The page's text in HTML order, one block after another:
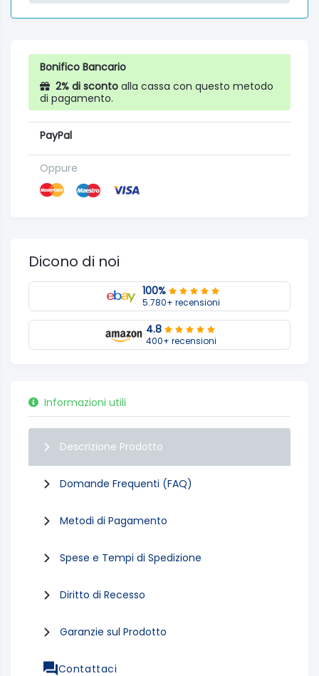
Bonifico Bancario
2% di sconto alla cassa con questo metodo
di pagamento.
PayPal
Oppure
Dicono di noi
100%
5.780+ recensioni
4.8
400+ recensioni
Informazioni utili
Descrizione Prodotto
Domande Frequenti (FAQ)
Metodi di Pagamento
Spese e Tempi di Spedizione
Diritto di Recesso
Garanzie sul Prodotto
Contattaci